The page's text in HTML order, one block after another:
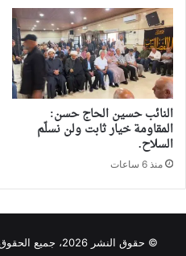
النائب حسين الحاج حسن:
المقاومة خيار ثابت ولن نسلّم
السلاح.
منذ 6 ساعات
© حقوق النشر 2026، جميع الحقوق محفوظة |